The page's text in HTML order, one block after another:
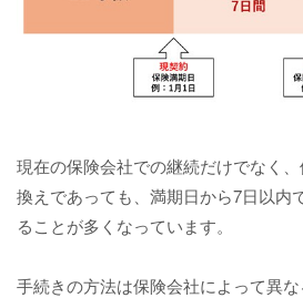
現在の保険会社での継続だけでなく
換えであっても、満期日から7日以内
ることが多くなっています。
手続きの方法は保険会社によって異